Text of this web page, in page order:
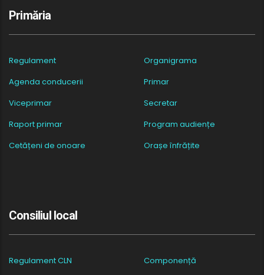
Primăria
Regulament
Organigrama
Agenda conducerii
Primar
Viceprimar
Secretar
Raport primar
Program audiențe
Cetățeni de onoare
Orașe înfrățite
Consiliul local
Regulament CLN
Componență